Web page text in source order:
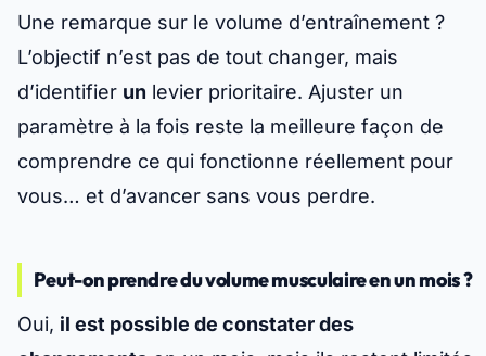
Une remarque sur le volume d’entraînement ?
L’objectif n’est pas de tout changer, mais
d’identifier un levier prioritaire. Ajuster un
paramètre à la fois reste la meilleure façon de
comprendre ce qui fonctionne réellement pour
vous… et d’avancer sans vous perdre.
Peut-on prendre du volume musculaire en un mois ?
Oui, il est possible de constater des